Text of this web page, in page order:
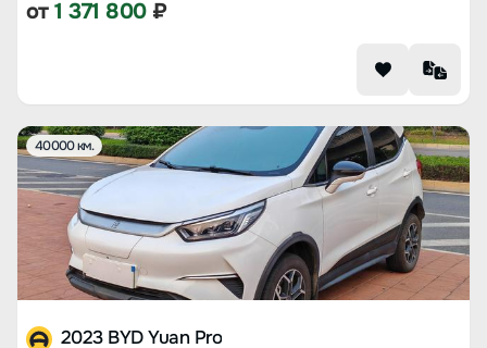
от1 371 800₽
40000 км.
2023 BYD Yuan Pro